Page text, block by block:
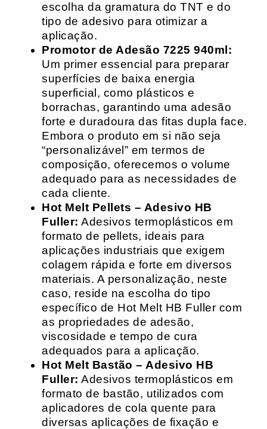
escolha da gramatura do TNT e do
tipo de adesivo para otimizar a
aplicação.
Promotor de Adesão 7225 940ml:
Um primer essencial para preparar
superfícies de baixa energia
superficial, como plásticos e
borrachas, garantindo uma adesão
forte e duradoura das fitas dupla face.
Embora o produto em si não seja
“personalizável” em termos de
composição, oferecemos o volume
adequado para as necessidades de
cada cliente.
Hot Melt Pellets – Adesivo HB
Fuller: Adesivos termoplásticos em
formato de pellets, ideais para
aplicações industriais que exigem
colagem rápida e forte em diversos
materiais. A personalização, neste
caso, reside na escolha do tipo
específico de Hot Melt HB Fuller com
as propriedades de adesão,
viscosidade e tempo de cura
adequados para a aplicação.
Hot Melt Bastão – Adesivo HB
Fuller: Adesivos termoplásticos em
formato de bastão, utilizados com
aplicadores de cola quente para
diversas aplicações de fixação e